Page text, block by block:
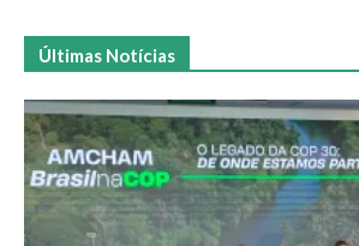
Últimas Notícias